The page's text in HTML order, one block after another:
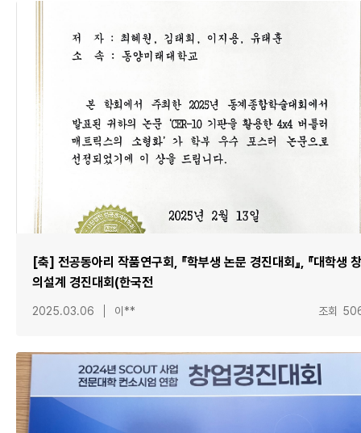
[축] 전공동아리 작품연구회, 『학부생 논문 경진대회』, 『대학생 창
의설계 경진대회(한국전
2025.03.06 이** 조회